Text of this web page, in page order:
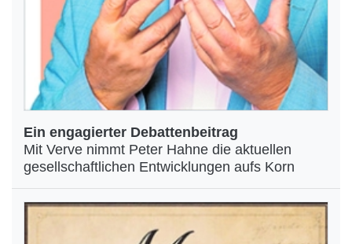
Ein engagierter Debattenbeitrag
Mit Verve nimmt Peter Hahne die aktuellen
gesellschaftlichen Entwicklungen aufs Korn